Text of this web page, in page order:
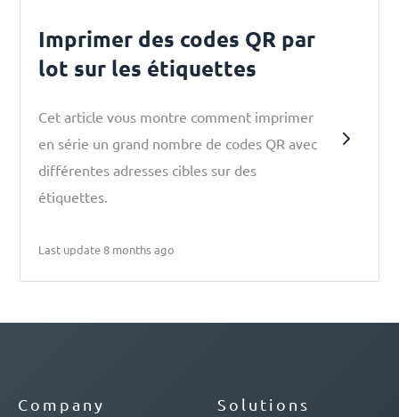
Imprimer des codes QR par
lot sur les étiquettes
Cet article vous montre comment imprimer
en série un grand nombre de codes QR avec
différentes adresses cibles sur des
étiquettes.
Last update 8 months ago
Company Solutions